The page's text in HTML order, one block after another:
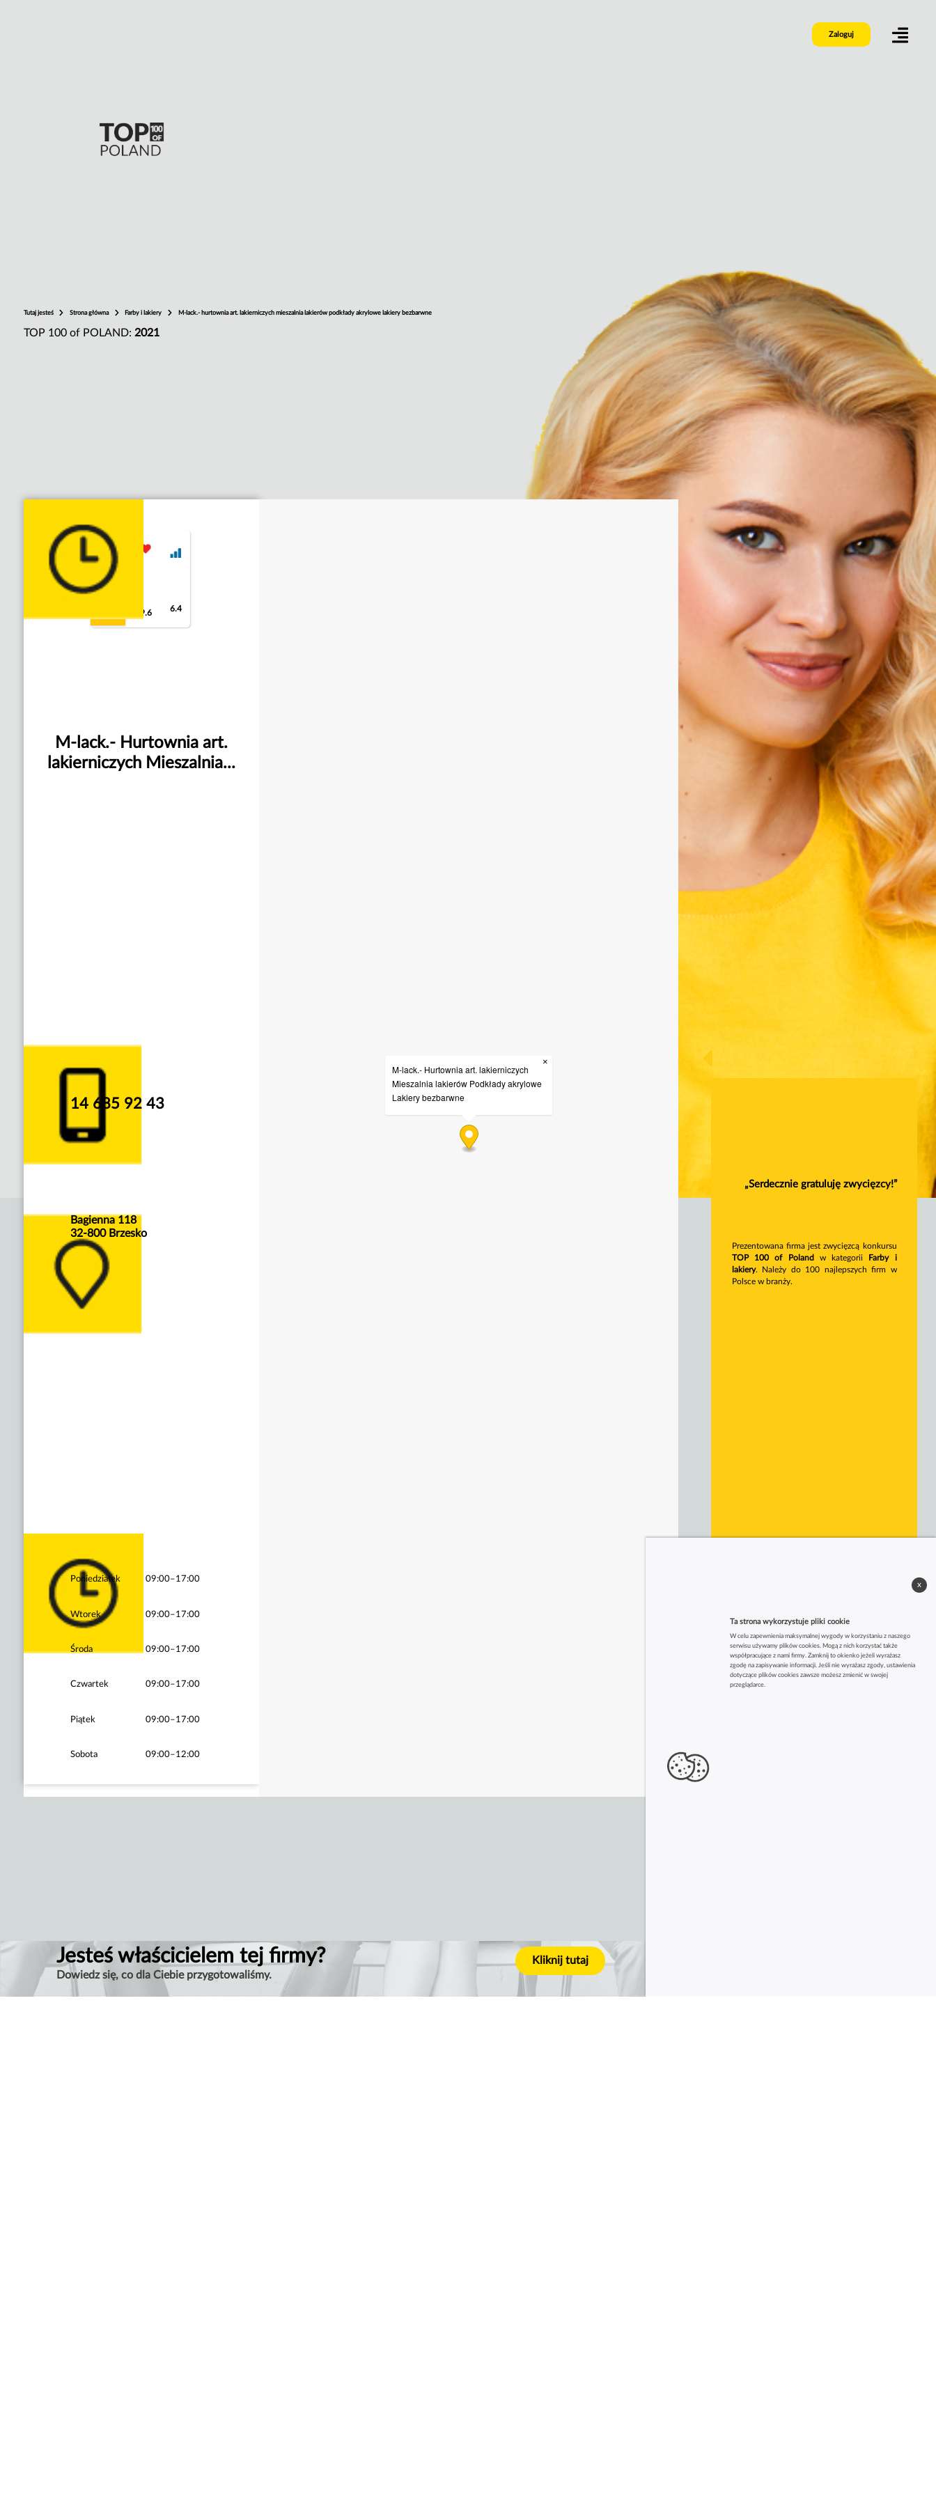
Zaloguj
Tutaj jesteś Strona główna Farby i lakiery M-lack.- hurtownia art. lakierniczych mieszalnia lakierów podkłady akrylowe lakiery bezbarwne
TOP 100 of POLAND: 2021
9.6 6.4
M-lack.- Hurtownia art.
lakierniczych Mieszalnia...
14 685 92 43
Bagienna 118
32-800 Brzesko
Poniedziałek 09:00–17:00
Wtorek 09:00–17:00
Środa 09:00–17:00
Czwartek 09:00–17:00
Piątek 09:00–17:00
Sobota 09:00–12:00
M-lack.- Hurtownia art. lakierniczych
Mieszalnia lakierów Podkłady akrylowe
Lakiery bezbarwne
×
Jesteś właścicielem tej firmy?
Dowiedz się, co dla Ciebie przygotowaliśmy.
Kliknij tutaj
„Serdecznie gratuluję zwycięzcy!”
Prezentowana firma jest zwycięzcą konkursu
TOP 100 of Poland
w kategorii
Farby i
lakiery. Należy do 100 najlepszych firm w
Polsce w branży.
Ta strona wykorzystuje pliki cookie
W celu zapewnienia maksymalnej wygody w korzystaniu z naszego
serwisu używamy plików cookies. Mogą z nich korzystać także
współpracujące z nami firmy. Zamknij to okienko jeżeli wyrażasz
zgodę na zapisywanie informacji. Jeśli nie wyrażasz zgody, ustawienia
dotyczące plików cookies zawsze możesz zmienić w swojej
przeglądarce.
x